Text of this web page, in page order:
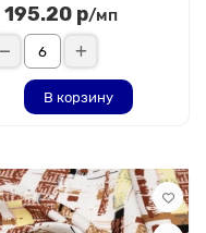
195.20 р/мп
В корзину